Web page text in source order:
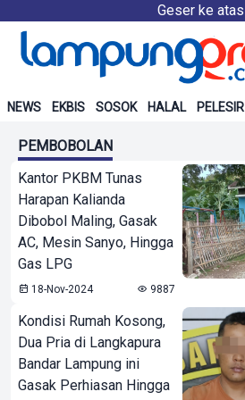
Geser ke atas
NEWS EKBIS SOSOK HALAL PELESIR
PEMBOBOLAN
Kantor PKBM Tunas
Harapan Kalianda
Dibobol Maling, Gasak
AC, Mesin Sanyo, Hingga
Gas LPG
18-Nov-2024 9887
Kondisi Rumah Kosong,
Dua Pria di Langkapura
Bandar Lampung ini
Gasak Perhiasan Hingga